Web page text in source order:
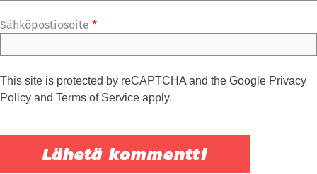
Sähköpostiosoite *
This site is protected by reCAPTCHA and the Google Privacy
Policy and Terms of Service apply.